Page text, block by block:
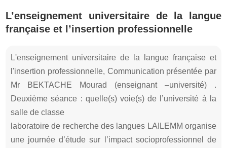
L’enseignement universitaire de la langue
française et l’insertion professionnelle
L'enseignement universitaire de la langue française et
l'insertion professionnelle, Communication présentée par
Mr BEKTACHE Mourad (enseignant –université) .
Deuxième séance : quelle(s) voie(s) de l’université à la
salle de classe
laboratoire de recherche des langues LAILEMM organise
une journée d’étude sur l’impact socioprofessionnel de